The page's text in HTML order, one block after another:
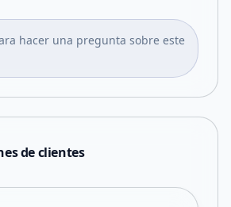
hacer una pregunta sobre este
de clientes